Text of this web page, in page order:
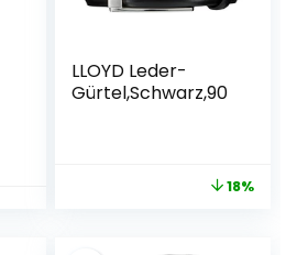
LLOYD Leder-
Gürtel,Schwarz,90
18%